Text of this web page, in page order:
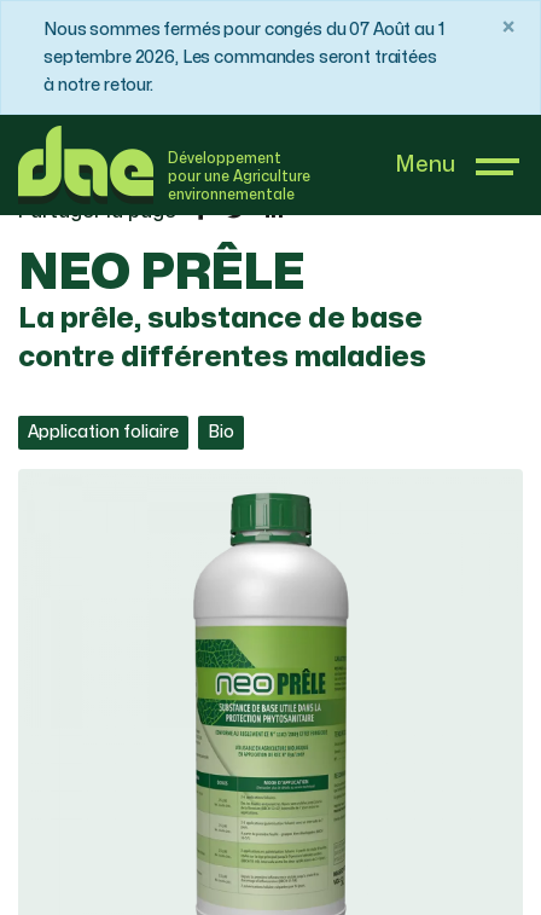
Nous sommes fermés pour congés du 07 Août au 1
septembre 2026, Les commandes seront traitées
à notre retour.
×
Développement
pour une Agriculture
environnementale
Menu
DAE France
Partager la page
NEO PRÊLE
La prêle, substance de base
contre différentes maladies
Application foliaire Bio